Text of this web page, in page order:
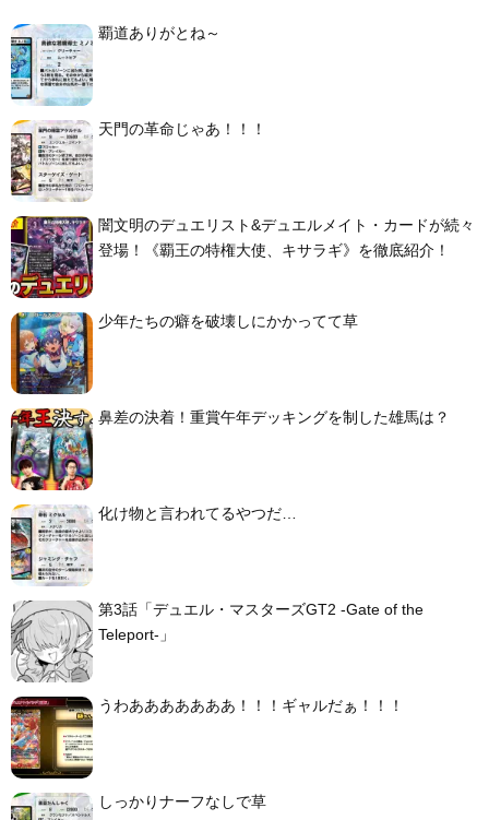
覇道ありがとね～
天門の革命じゃあ！！！
闇文明のデュエリスト&デュエルメイト・カードが続々
登場！《覇王の特権大使、キサラギ》を徹底紹介！
少年たちの癖を破壊しにかかってて草
鼻差の決着！重賞午年デッキングを制した雄馬は？
化け物と言われてるやつだ…
第3話「デュエル・マスターズGT2 -Gate of the
Teleport-」
うわあああああああ！！！ギャルだぁ！！！
しっかりナーフなしで草